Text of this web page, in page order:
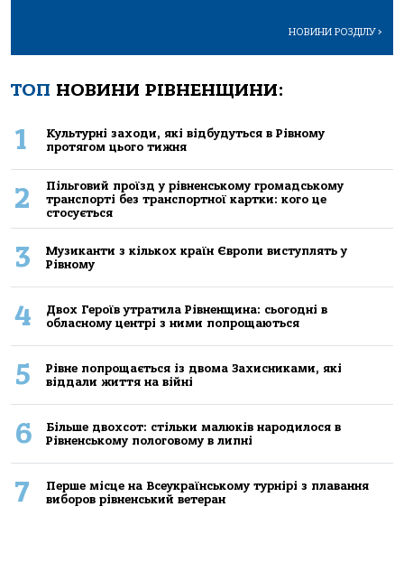
НОВИНИ РОЗДІЛУ>
ТОП НОВИНИ РІВНЕНЩИНИ:
1
Культурні заходи, які відбудуться в Рівному
протягом цього тижня
2
Пільговий проїзд у рівненському громадському
транспорті без транспортної картки: кого це
стосується
3
Музиканти з кількох країн Європи виступлять у
Рівному
4
Двох Героїв утратила Рівненщина: сьогодні в
обласному центрі з ними попрощаються
5
Рівне попрощається із двома Захисниками, які
віддали життя на війні
6
Більше двохсот: стільки малюків народилося в
Рівненському пологовому в липні
7
Перше місце на Всеукраїнському турнірі з плавання
виборов рівненський ветеран